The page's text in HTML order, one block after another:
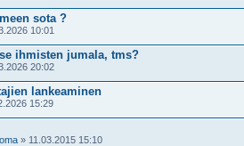
sota ?
10:01
ihmisten jumala, tms?
20:02
lankeaminen
15:29
» 11.03.2015 15:10